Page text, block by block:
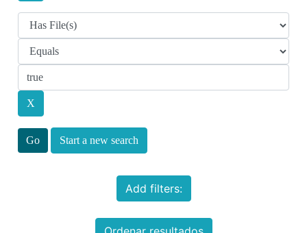
Start a new search
Add filters: